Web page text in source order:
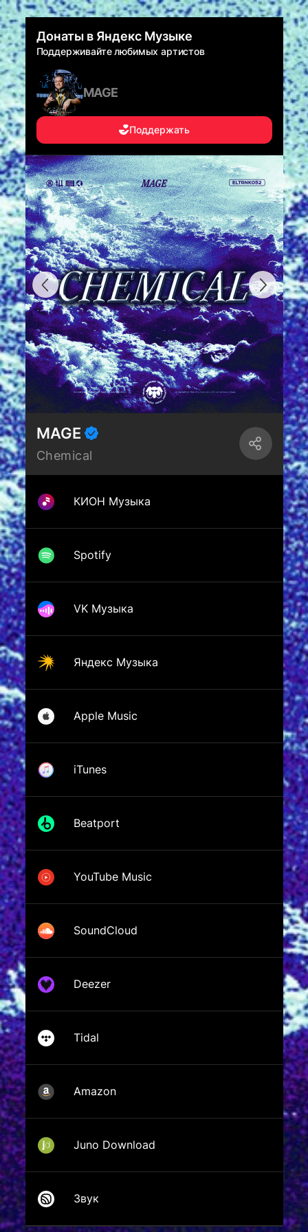
Донаты в Яндекс Музыке
Поддерживайте любимых артистов
MAGE
Поддержать
MAGE
Chemical
КИОН Музыка
Spotify
VK Музыка
Яндекс Музыка
Apple Music
iTunes
Beatport
YouTube Music
SoundCloud
Deezer
Tidal
Amazon
Juno Download
Звук